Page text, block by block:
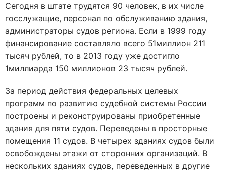
Сегодня в штате трудятся 90 человек, в их числе
госслужащие, персонал по обслуживанию здания,
администраторы судов региона. Если в 1999 году
финансирование составляло всего 51миллион 211
тысяч рублей, то в 2013 году уже достигло
1миллиарда 150 миллионов 23 тысяч рублей.
За период действия федеральных целевых
программ по развитию судебной системы России
построены и реконструированы приобретенные
здания для пяти судов. Переведены в просторные
помещения 11 судов. В четырех зданиях судов были
освобождены этажи от сторонних организаций. В
нескольких зданиях судов, переведенных в другие